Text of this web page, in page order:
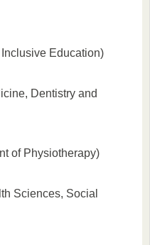
Education)
Dentistry and
of Physiotherapy)
Sciences, Social